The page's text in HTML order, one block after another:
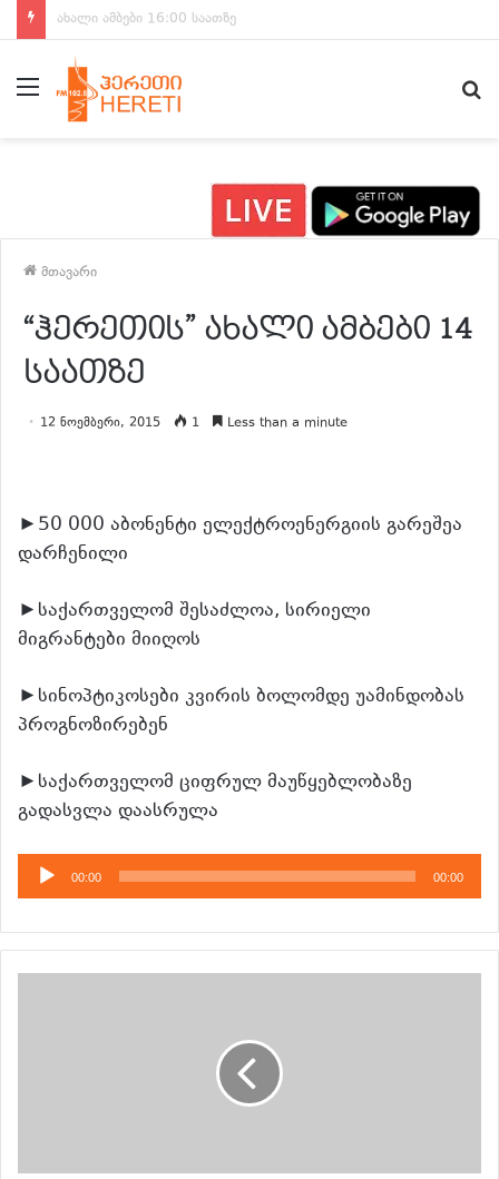
ახალი ამბები 15:00 საათზე
მენიუ
მთავარი
“ჰერეთის” ახალი ამბები 14
საათზე
12 ნოემბერი, 2015 1 Less than a minute
►50 000 აბონენტი ელექტროენერგიის გარეშეა
დარჩენილი
►საქართველომ შესაძლოა, სირიელი
მიგრანტები მიიღოს
►სინოპტიკოსები კვირის ბოლომდე უამინდობას
პროგნოზირებენ
►საქართველომ ციფრულ მაუწყებლობაზე
გადასვლა დაასრულა
აუდიო
დამკვრელი
00:00 00:00